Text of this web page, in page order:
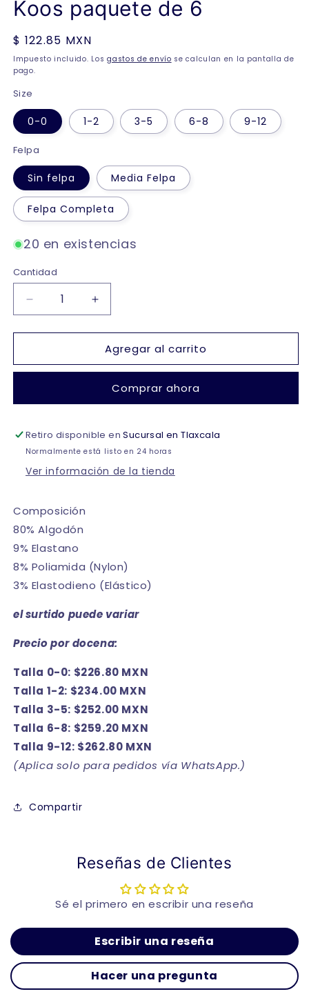
Koos paquete de 6
Precio
habitual
$ 122.85 MXN
Impuesto incluido. Losgastos de envío se calculan en la pantalla de
pago.
Size
0-0 1-2 3-5 6-8 9-12
Felpa
Sin felpa Media Felpa
Felpa Completa
20 en existencias
Cantidad
Reducir
cantidad
para
estampado
Koos
de
6
Aumentar
cantidad
para
Tin
estampado
niño
Koos
de
6
Agregar al carrito
Comprar ahora
Retiro disponible enSucursal en Tlaxcala
Normalmente está listo en 24 horas
Ver información de la tienda
Composición
80% Algodón
9% Elastano
8% Poliamida (Nylon)
3% Elastodieno (Elástico)
el surtido puede variar
Precio por docena:
Talla 0-0: $226.80 MXN
Talla 1-2: $234.00 MXN
Talla 3-5: $252.00 MXN
Talla 6-8: $259.20 MXN
Talla 9-12: $262.80 MXN
(Aplica solo para pedidos vía WhatsApp.)
Compartir
Reseñas de Clientes
Sé el primero en escribir una reseña
Escribir una reseña
Hacer una pregunta